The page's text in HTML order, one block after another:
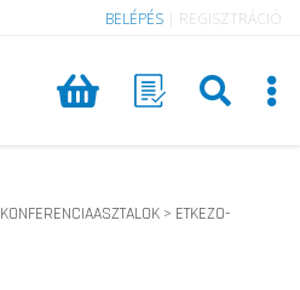
BELÉPÉS REGISZTRÁCIÓ
KONFERENCIAASZTALOK > ETKEZO-